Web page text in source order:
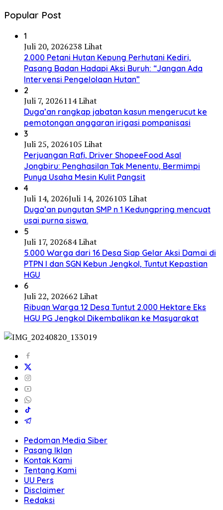
Popular Post
1
Juli 20, 2026238 Lihat
2.000 Petani Hutan Kepung Perhutani Kediri,
Pasang Badan Hadapi Aksi Buruh: “Jangan Ada
Intervensi Pengelolaan Hutan”
2
Juli 7, 2026114 Lihat
Duga’an rangkap jabatan kasun mengerucut ke
pemotongan anggaran irigasi pompanisasi
3
Juli 25, 2026105 Lihat
Perjuangan Rafi, Driver ShopeeFood Asal
Jongbiru: Penghasilan Tak Menentu, Bermimpi
Punya Usaha Mesin Kulit Pangsit
4
Juli 14, 2026Juli 14, 2026103 Lihat
Duga’an pungutan SMP n 1 Kedungpring mencuat
usai purna siswa.
5
Juli 17, 202684 Lihat
5.000 Warga dari 16 Desa Siap Gelar Aksi Damai di
PTPN I dan SGN Kebun Jengkol, Tuntut Kepastian
HGU
6
Juli 22, 202662 Lihat
Ribuan Warga 12 Desa Tuntut 2.000 Hektare Eks
HGU PG Jengkol Dikembalikan ke Masyarakat
Pedoman Media Siber
Pasang Iklan
Kontak Kami
Tentang Kami
UU Pers
Disclaimer
Redaksi